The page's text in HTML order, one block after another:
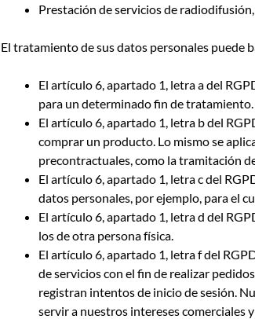
Prestación de servicios de
El tratamiento de sus datos personales puede
El artículo 6, apartado 1, letra a del
para un determinado fin de tratamiento.
El artículo 6, apartado 1, letra b del
comprar un producto. Lo mismo se
precontractuales, como la tramitación
El artículo 6, apartado 1, letra c del
datos personales, por ejemplo, para el
El artículo 6, apartado 1, letra d del
los de otra persona física.
El artículo 6, apartado 1, letra f del
de servicios con el fin de realizar
registran intentos de inicio de sesión.
servir a nuestros intereses comerciales